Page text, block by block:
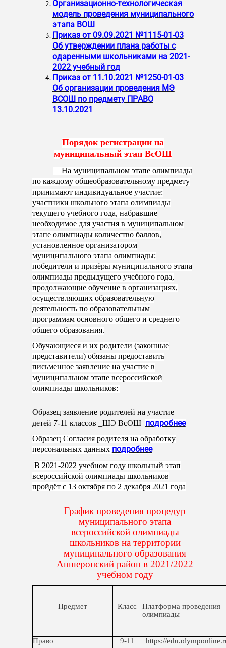
Организационно-технологическая
модель проведения муниципального
этапа ВОШ
Приказ от 09.09.2021 №1115-01-03
Об утверждении плана работы с
одаренными школьниками на 2021-
2022 учебный год
Приказ от 11.10.2021 №1250-01-03
Об организации проведения МЭ
ВСОШ по предмету ПРАВО
13.10.2021
Порядок регистрации на
муниципальный этап ВсОШ
На муниципальном этапе олимпиады
по каждому общеобразовательному предмету
принимают индивидуальное участие:
участники школьного этапа олимпиады
текущего учебного года, набравшие
необходимое для участия в муниципальном
этапе олимпиады количество баллов,
установленное организатором
муниципального этапа олимпиады;
победители и призёры муниципального этапа
олимпиады предыдущего учебного года,
продолжающие обучение в организациях,
осуществляющих образовательную
деятельность по образовательным
программам основного общего и среднего
общего образования.
Обучающиеся и их родители (законные
представители) обязаны предоставить
письменное заявление на участие в
муниципальном этапе всероссийской
олимпиады школьников:
Образец заявление родителей на участие
детей 7-11 классов _ШЭ ВсОШ подробнее
Образец Согласия родителя на обработку
персональных данных подробнее
В 2021-2022 учебном году школьный этап
всероссийской олимпиады школьников
пройдёт с 13 октября по 2 декабря 2021 года
График проведения процедур
муниципального этапа
всероссийской олимпиады
школьников на территории
муниципального образования
Апшеронский район в 2021/2022
учебном году
Предмет Класс
Платформа проведения
олимпиады
Право 9-11 https://